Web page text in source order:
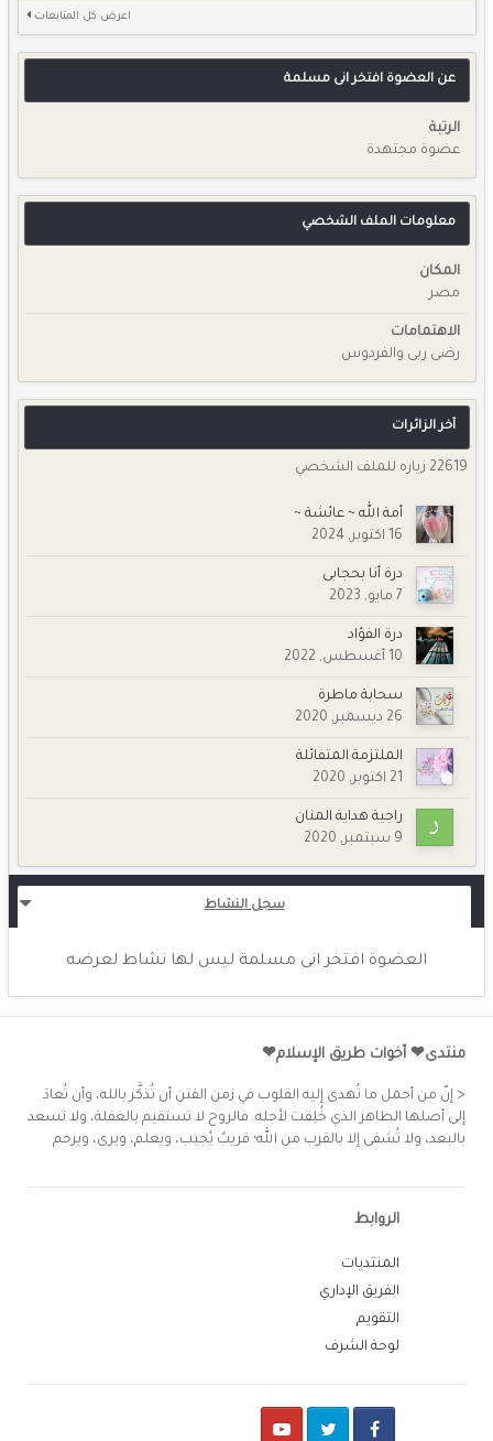
اعرض كل المتابعات
عن العضوة افتخر انى مسلمة
الرتبة
عضوة مجتهدة
معلومات الملف الشخصي
المكان
مصر
الاهتمامات
رضى ربى والفردوس
آخر الزائرات
22619 زياره للملف الشخصي
أمة الله ~ عائشة ~
16 اكتوبر, 2024
درة أنا بحجابى
7 مايو, 2023
درة الفؤاد
10 أغسطس, 2022
سحابة ماطرة
26 ديسمبر, 2020
الملتزمة المتفائلة
21 اكتوبر, 2020
راجية هداية المنان
9 سبتمبر, 2020
سجل النشاط
العضوة افتخر انى مسلمة ليس لها نشاط لعرضه
منتدى❤ أخوات طريق الإسلام❤
< إنّ من أجمل ما تُهدى إليه القلوب في زمن الفتن أن تُذكَّر بالله، وأن تُعادَ
إلى أصلها الطاهر الذي خُلِقت لأجله. فالروح لا تستقيم بالغفلة، ولا تسعد
بالبعد، ولا تُشفى إلا بالقرب من الله؛ قريبٌ يُجيب، ويعلم، ويرى، ويرحم
الروابط
المنتديات
الفريق الإداري
التقويم
لوحة الشرف
Facebook
Twitter